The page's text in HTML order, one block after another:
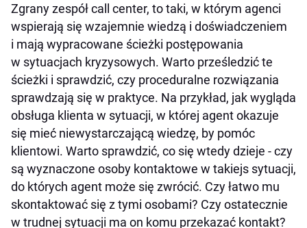
Zgrany zespół call center, to taki, w którym agenci
wspierają się wzajemnie wiedzą i doświadczeniem
i mają wypracowane ścieżki postępowania
w sytuacjach kryzysowych. Warto prześledzić te
ścieżki i sprawdzić, czy proceduralne rozwiązania
sprawdzają się w praktyce. Na przykład, jak wygląda
obsługa klienta w sytuacji, w której agent okazuje
się mieć niewystarczającą wiedzę, by pomóc
klientowi. Warto sprawdzić, co się wtedy dzieje - czy
są wyznaczone osoby kontaktowe w takiejs sytuacji,
do których agent może się zwrócić. Czy łatwo mu
skontaktować się z tymi osobami? Czy ostatecznie
w trudnej sytuacji ma on komu przekazać kontakt?